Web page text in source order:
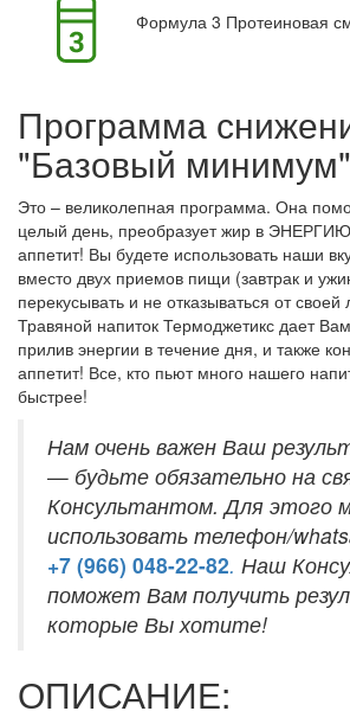
Формула 3 Протеиновая
Программа
"Базовый минимум"
Это – великолепная программа. Она
целый день, преобразует жир в ЭНЕРГИЮ
аппетит! Вы будете использовать наши
вместо двух приемов пищи (завтрак и
перекусывать и не отказываться от
Травяной напиток Термоджетикс дает
прилив энергии в течение дня, и также
аппетит! Все, кто пьют много нашего
быстрее!
Нам очень важен Ваш
— будьте обязательно на
Консультантом. Для этого
использовать телефон/
+7 (966) 048-22-82. Наш
поможет Вам получить
которые Вы хотите!
ОПИСАНИЕ: